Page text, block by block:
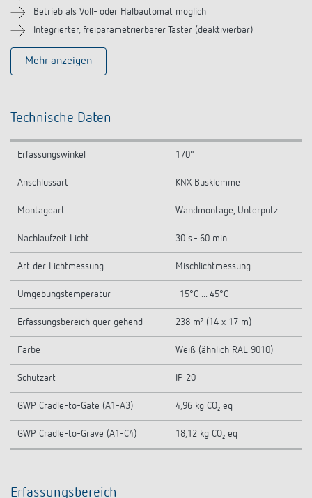
Betrieb als Voll- oder Halbautomat möglich
Integrierter, freiparametrierbarer Taster (deaktivierbar)
Mehr anzeigen
Technische Daten
Erfassungswinkel 170°
Anschlussart KNX Busklemme
Montageart Wandmontage, Unterputz
Nachlaufzeit Licht 30 s - 60 min
Art der Lichtmessung Mischlichtmessung
Umgebungstemperatur -15°C ... 45°C
Erfassungsbereich quer gehend 238 m² (14 x 17 m)
Farbe Weiß (ähnlich RAL 9010)
Schutzart IP 20
GWP Cradle-to-Gate (A1-A3) 4,96 kg CO₂ eq
GWP Cradle-to-Grave (A1-C4) 18,12 kg CO₂ eq
Erfassungsbereich